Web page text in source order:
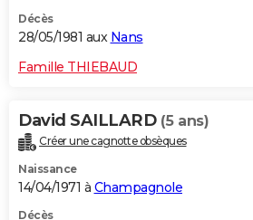
Décès
28/05/1981 aux Nans
Famille THIEBAUD
David SAILLARD (5 ans)
Créer une cagnotte obsèques
Naissance
14/04/1971 à Champagnole
Décès